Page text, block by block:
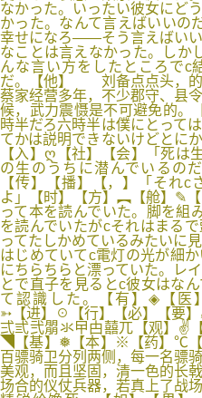
なかった。いったい彼女にど
かった。なんて言えばいいの
幸せになろ――そう言えばい
なことは言えなかった。しか
んな言い方をしたところでc
だ。【他】 刘备点点头，的
蔡家经营多年，不少郡守、县
候，武力震慑是不可避免的。
時半だろ六時半は僕にとって
てかは説明できないけどとに
【入】ღ【社】【会】「死は
の生のうちに潜んでいるの
【传】【播】【，】「それc
よ」【时】【方】︻【舱】✎
って本を読んでいた。脚を組
を読んでいたがcそれはまる
ってたしかめているみたいに
はじめていてc電灯の光が細
にちらちらと漂っていた。レ
とで直子を見るとc彼女はな
て認識した。【有】◈【
➳【进】☉【行】【必】【要
弍弎弐朤氺曱甴囍兀【观】✌
◥【基】❅【本】※【药】℃
百骠骑卫分列两侧，每一名骠
美观，而且坚固，清一色的长
场合的仪仗兵器，若真上了战